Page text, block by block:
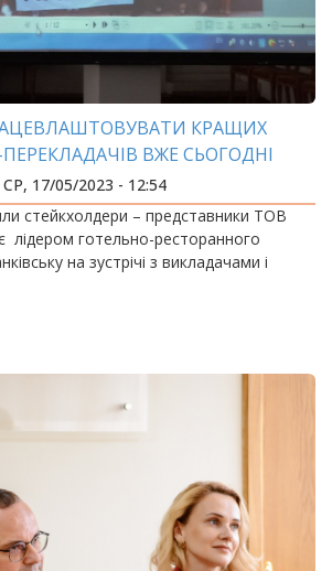
КРАЩИХ
ВЖЕ СЬОГОДНІ
СР, 17/05/2023 - 12:54
стейкхолдери – представники ТОВ
лідером готельно-ресторанного
на зустрічі з викладачами і